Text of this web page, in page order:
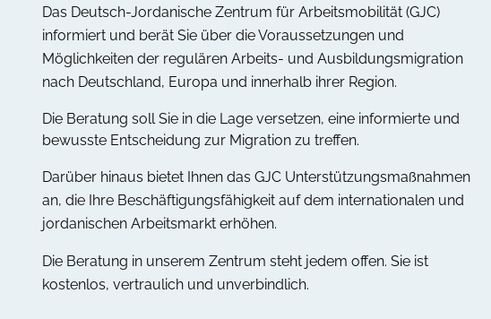
Das Deutsch-Jordanische Zentrum für Arbeitsmobilität (GJC)
informiert und berät Sie über die Voraussetzungen und
Möglichkeiten der regulären Arbeits- und Ausbildungsmigration
nach Deutschland, Europa und innerhalb ihrer Region.
Die Beratung soll Sie in die Lage versetzen, eine informierte und
bewusste Entscheidung zur Migration zu treffen.
Darüber hinaus bietet Ihnen das GJC Unterstützungsmaßnahmen
an, die Ihre Beschäftigungsfähigkeit auf dem internationalen und
jordanischen Arbeitsmarkt erhöhen.
Die Beratung in unserem Zentrum steht jedem offen. Sie ist
kostenlos, vertraulich und unverbindlich.